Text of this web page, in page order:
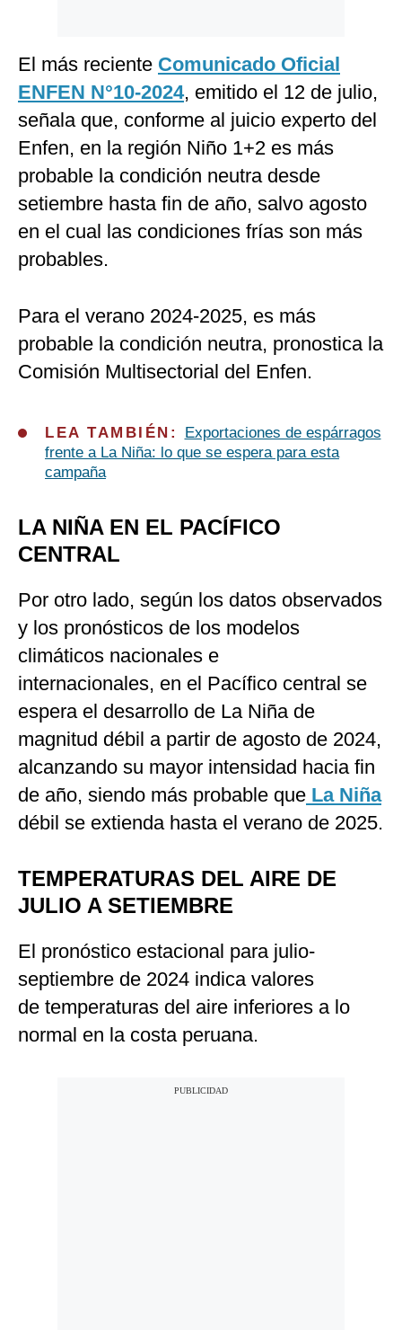
El más reciente Comunicado Oficial
ENFEN N°10-2024, emitido el 12 de julio,
señala que, conforme al juicio experto del
Enfen, en la región Niño 1+2 es más
probable la condición neutra desde
setiembre hasta fin de año, salvo agosto
en el cual las condiciones frías son más
probables.
Para el verano 2024-2025, es más
probable la condición neutra, pronostica la
Comisión Multisectorial del Enfen.
LEA TAMBIÉN:
Exportaciones de espárragos
frente a La Niña: lo que se espera para esta
campaña
LA NIÑA EN EL PACÍFICO
CENTRAL
Por otro lado, según los datos observados
y los pronósticos de los modelos
climáticos nacionales e
internacionales, en el Pacífico central se
espera el desarrollo de La Niña de
magnitud débil a partir de agosto de 2024,
alcanzando su mayor intensidad hacia fin
de año, siendo más probable que La Niña
débil se extienda hasta el verano de 2025.
TEMPERATURAS DEL AIRE DE
JULIO A SETIEMBRE
El pronóstico estacional para julio-
septiembre de 2024 indica valores
de temperaturas del aire inferiores a lo
normal en la costa peruana.